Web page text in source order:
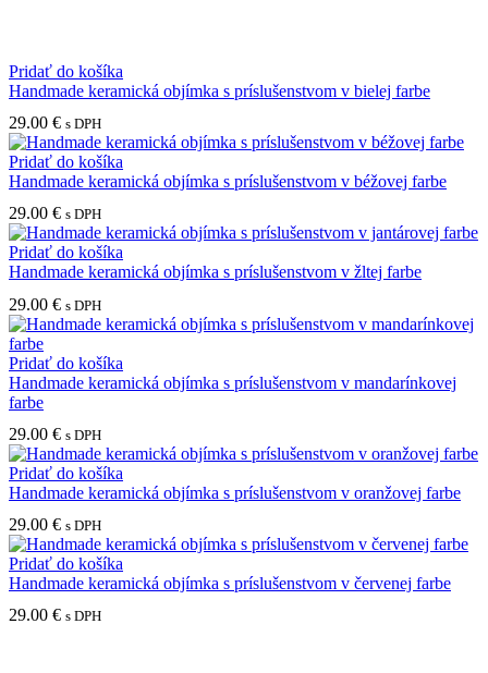
Pridať do košíka
Handmade keramická objímka s príslušenstvom v bielej farbe
29.00 € s DPH
Pridať do košíka
Handmade keramická objímka s príslušenstvom v béžovej farbe
29.00 € s DPH
Pridať do košíka
Handmade keramická objímka s príslušenstvom v žltej farbe
29.00 € s DPH
Pridať do košíka
Handmade keramická objímka s príslušenstvom v mandarínkovej
farbe
29.00 € s DPH
Pridať do košíka
Handmade keramická objímka s príslušenstvom v oranžovej farbe
29.00 € s DPH
Pridať do košíka
Handmade keramická objímka s príslušenstvom v červenej farbe
29.00 € s DPH